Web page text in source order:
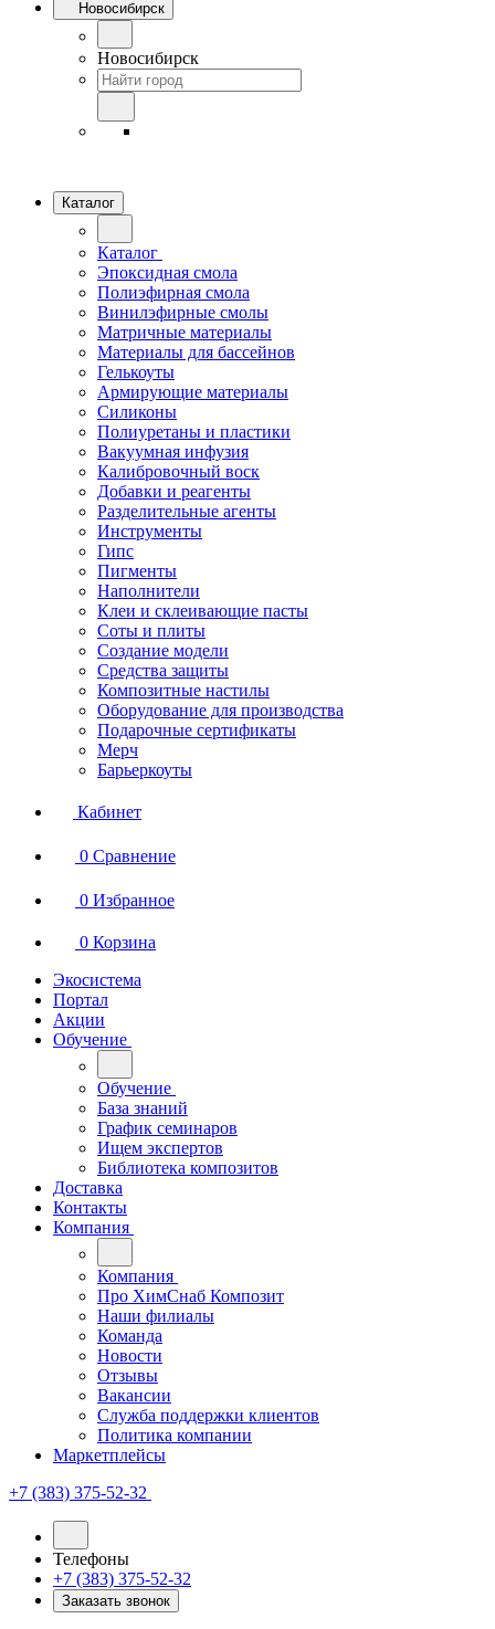
Новосибирск
Новосибирск
Каталог
Каталог
Эпоксидная смола
Полиэфирная смола
Винилэфирные смолы
Матричные материалы
Материалы для бассейнов
Гелькоуты
Армирующие материалы
Силиконы
Полиуретаны и пластики
Вакуумная инфузия
Калибровочный воск
Добавки и реагенты
Разделительные агенты
Инструменты
Гипс
Пигменты
Наполнители
Клеи и склеивающие пасты
Соты и плиты
Создание модели
Средства защиты
Композитные настилы
Оборудование для производства
Подарочные сертификаты
Мерч
Барьеркоуты
Кабинет
0 Сравнение
0 Избранное
0 Корзина
Экосистема
Портал
Акции
Обучение
Обучение
База знаний
График семинаров
Ищем экспертов
Библиотека композитов
Доставка
Контакты
Компания
Компания
Про ХимСнаб Композит
Наши филиалы
Команда
Новости
Отзывы
Вакансии
Служба поддержки клиентов
Политика компании
Маркетплейсы
+7 (383) 375-52-32
Телефоны
+7 (383) 375-52-32
Заказать звонок